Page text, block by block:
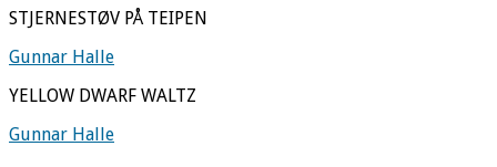
STJERNESTØV PÅ TEIPEN
Gunnar Halle
YELLOW DWARF WALTZ
Gunnar Halle